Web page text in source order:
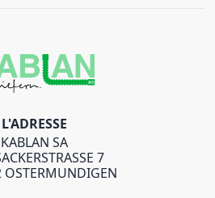
L'ADRESSE
KABLAN SA
7
OSTERMUNDIGEN